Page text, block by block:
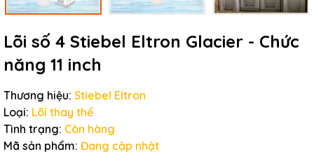
Lõi số 4 Stiebel Eltron Glacier - Chức
năng 11 inch
Thương hiệu: Stiebel Eltron
Loại: Lõi thay thế
Tình trạng: Còn hàng
Mã sản phẩm: Đang cập nhật